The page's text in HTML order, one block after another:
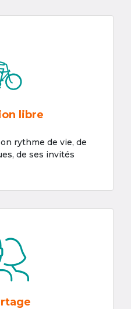
libre
rythme de vie, de
de ses invités